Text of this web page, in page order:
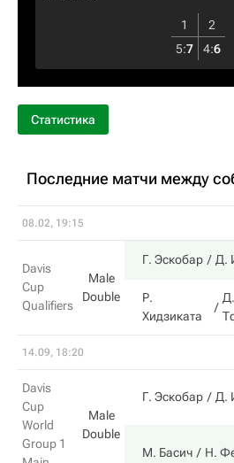
1
2
5:7 4:6
Статистика
Последние матчи между
08.02, 19:15
Davis
Cup
Qualifiers
Male
Double
Г. Эскобар Д.
Р.
Хидзиката
Д.
14.09, 18:20
Davis
Cup
World
Group 1
Male
Double
Г. Эскобар Д.
М. Басич Н.